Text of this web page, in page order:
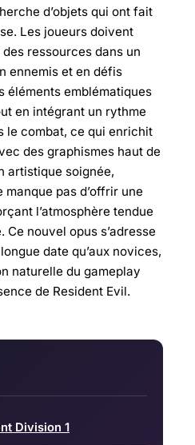
d’objets qui ont fait
Les joueurs doivent
ressources dans un
ennemis et en défis
éléments emblématiques
en intégrant un rythme
le combat, ce qui enrichit
des graphismes haut de
artistique soignée,
pas d’offrir une
l’atmosphère tendue
nouvel opus s’adresse
date qu’aux novices,
naturelle du gameplay
de Resident Evil.
Division 1